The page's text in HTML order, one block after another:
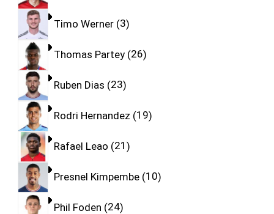
Timo Werner 3
Thomas Partey 26
Ruben Dias 23
Rodri Hernandez 19
Rafael Leao 21
Presnel Kimpembe 10
Phil Foden 24